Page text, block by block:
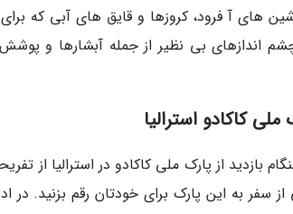
های آ فرود، کروزها و قایق های آبی که
اندازهای بی نظیر از جمله آبشارها و
کاکادو استرالیا
بازدید از پارک ملی کاکادو در استرالیا از
سفر به این پارک برای خودتان رقم بزنید. در